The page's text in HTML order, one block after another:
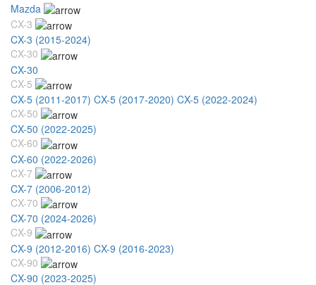
Mazda
CX-3
CX-3 (2015-2024)
CX-30
CX-30
CX-5
CX-5 (2011-2017) CX-5 (2017-2020) CX-5 (2022-2024)
CX-50
CX-50 (2022-2025)
CX-60
CX-60 (2022-2026)
CX-7
CX-7 (2006-2012)
CX-70
CX-70 (2024-2026)
CX-9
CX-9 (2012-2016) CX-9 (2016-2023)
CX-90
CX-90 (2023-2025)